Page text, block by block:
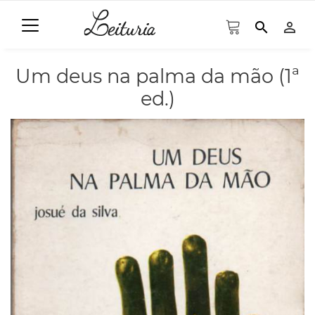
search person_outline
Um deus na palma da mão (1ª
ed.)